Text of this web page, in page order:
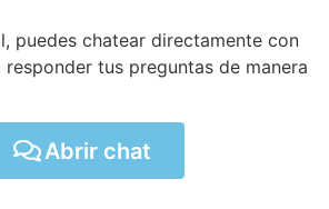
puedes chatear directamente con
tus preguntas de manera
Abrir chat